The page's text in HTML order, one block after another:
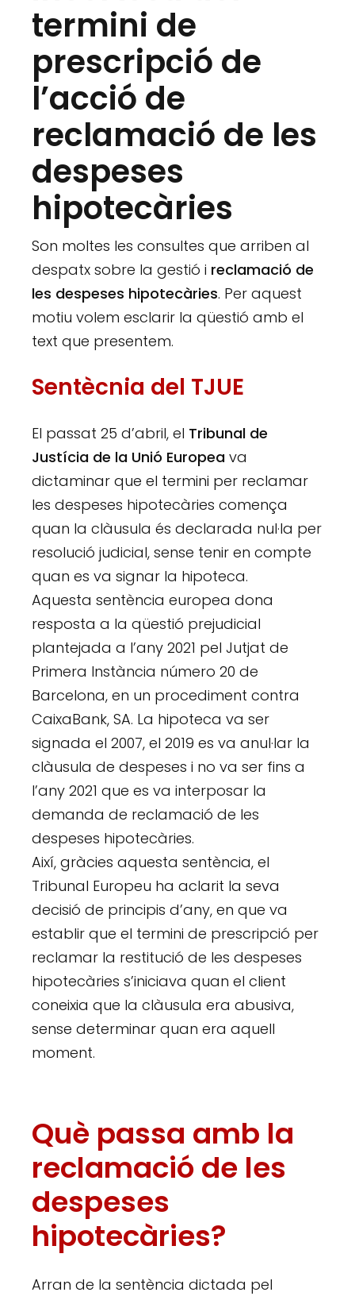
termini de
prescripció de
l’acció de
reclamació de les
despeses
hipotecàries
Son moltes les consultes que arriben al
despatx sobre la gestió i reclamació de
les despeses hipotecàries. Per aquest
motiu volem esclarir la qüestió amb el
text que presentem.
Sentècnia del TJUE
El passat 25 d’abril, el Tribunal de
Justícia de la Unió Europea va
dictaminar que el termini per reclamar
les despeses hipotecàries comença
quan la clàusula és declarada nul·la per
resolució judicial, sense tenir en compte
quan es va signar la hipoteca.
Aquesta sentència europea dona
resposta a la qüestió prejudicial
plantejada a l’any 2021 pel Jutjat de
Primera Instància número 20 de
Barcelona, en un procediment contra
CaixaBank, SA. La hipoteca va ser
signada el 2007, el 2019 es va anul·lar la
clàusula de despeses i no va ser fins a
l’any 2021 que es va interposar la
demanda de reclamació de les
despeses hipotecàries.
Així, gràcies aquesta sentència, el
Tribunal Europeu ha aclarit la seva
decisió de principis d’any, en que va
establir que el termini de prescripció per
reclamar la restitució de les despeses
hipotecàries s’iniciava quan el client
coneixia que la clàusula era abusiva,
sense determinar quan era aquell
moment.
Què passa amb la
reclamació de les
despeses
hipotecàries?
Arran de la sentència dictada pel